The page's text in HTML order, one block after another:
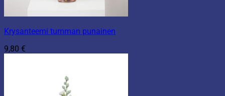
Krysanteemi tumman punainen
9,80 €